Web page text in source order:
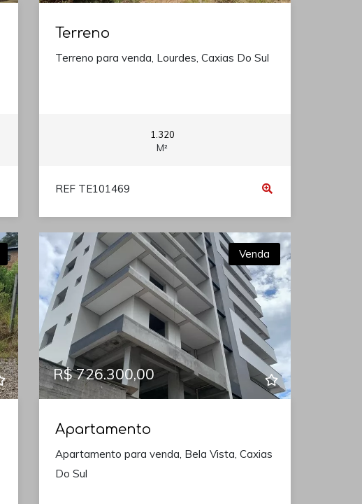
Terreno
Terreno para venda, Lourdes, Caxias Do Sul
1.320
M²
REF TE101469
Venda
R$ 726.300,00
Apartamento
Apartamento para venda, Bela Vista, Caxias
Do Sul